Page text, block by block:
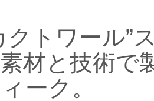
クトワール”
材と技術で
ーク。